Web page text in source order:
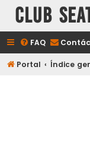
Club
FAQ
Portal Índice